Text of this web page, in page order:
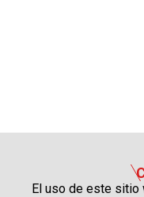
El uso de este sitio